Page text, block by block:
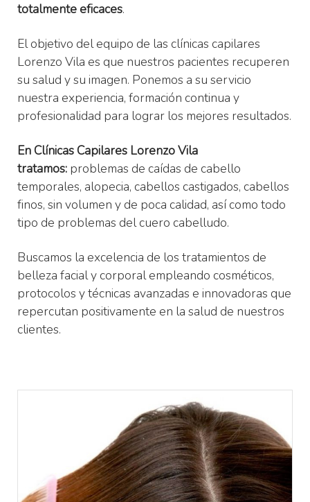
totalmente eficaces.
El objetivo del equipo de las clínicas capilares
Lorenzo Vila es que nuestros pacientes recuperen
su salud y su imagen. Ponemos a su servicio
nuestra experiencia, formación continua y
profesionalidad para lograr los mejores resultados.
En Clínicas Capilares Lorenzo Vila
tratamos: problemas de caídas de cabello
temporales, alopecia, cabellos castigados, cabellos
finos, sin volumen y de poca calidad, así como todo
tipo de problemas del cuero cabelludo.
Buscamos la excelencia de los tratamientos de
belleza facial y corporal empleando cosméticos,
protocolos y técnicas avanzadas e innovadoras que
repercutan positivamente en la salud de nuestros
clientes.